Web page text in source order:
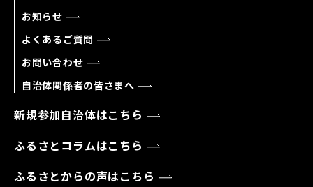
お知らせ
よくあるご質問
お問い合わせ
自治体関係者の皆さまへ
新規参加自治体はこちら
ふるさとコラムはこちら
ふるさとからの声はこちら